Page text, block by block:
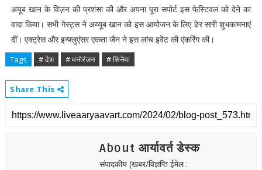
अयूब खान के विज़न की प्रशंसा की और अपना पूरा सपोर्ट इस फेस्टिवल को देने का
वादा किया। सभी गेस्ट्स ने अय्यूब खान को इस आयोजन के लिए ढेर सारी शुभकामनाएं
दीं। एक्ट्रेस और इन्फ्लुएंसर एकता जैन ने इस लांच इवेंट की एंकरिंग की।
Tags # देश # मनोरंजन # सिनेमा
Share This
About आर्यावर्त डेस्क
संपादकीय (खबर/विज्ञप्ति ईमेल :